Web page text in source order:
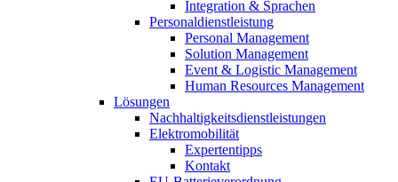
Integration & Sprachen
Personaldienstleistung
Personal Management
Solution Management
Event & Logistic Management
Human Resources Management
Lösungen
Nachhaltigkeitsdienstleistungen
Elektromobilität
Expertentipps
Kontakt